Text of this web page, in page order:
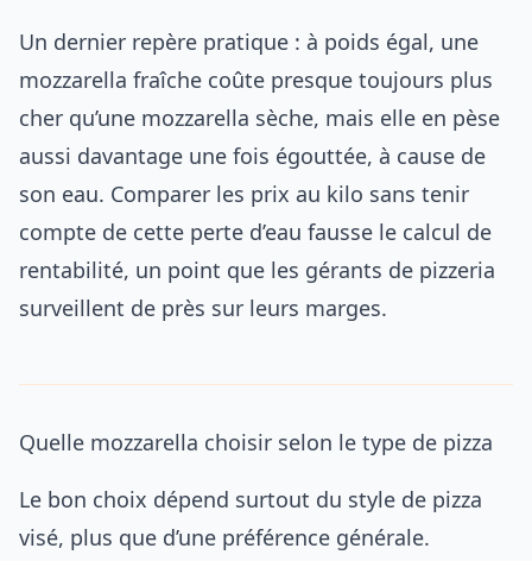
Un dernier repère pratique : à poids égal, une
mozzarella fraîche coûte presque toujours plus
cher qu’une mozzarella sèche, mais elle en pèse
aussi davantage une fois égouttée, à cause de
son eau. Comparer les prix au kilo sans tenir
compte de cette perte d’eau fausse le calcul de
rentabilité, un point que les gérants de pizzeria
surveillent de près sur leurs marges.
Quelle mozzarella choisir selon le type de pizza
Le bon choix dépend surtout du style de pizza
visé, plus que d’une préférence générale.